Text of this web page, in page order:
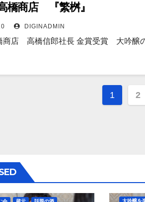
橋商店 『繁桝』
DIGINADMIN
商店 高橋信郎社長 金賞受賞 大吟醸
投
ジ
1 2
大吟醸を